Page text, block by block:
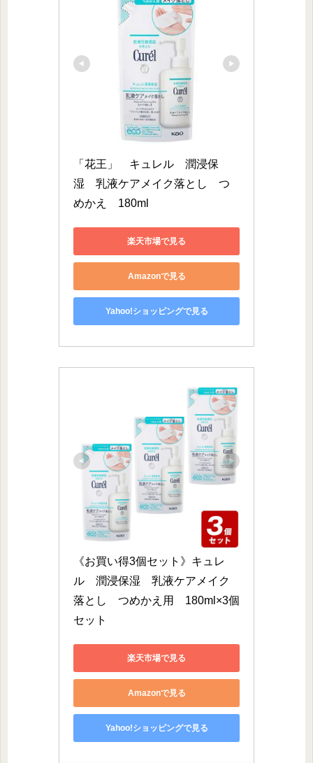
「花王」　キュレル　潤浸保
湿　乳液ケアメイク落とし　つ
めかえ　180ml
楽天市場で見る
Amazonで見る
Yahoo!ショッピングで見る
《お買い得3個セット》キュレ
ル　潤浸保湿　乳液ケアメイク
落とし　つめかえ用　180ml×3個
セット
楽天市場で見る
Amazonで見る
Yahoo!ショッピングで見る